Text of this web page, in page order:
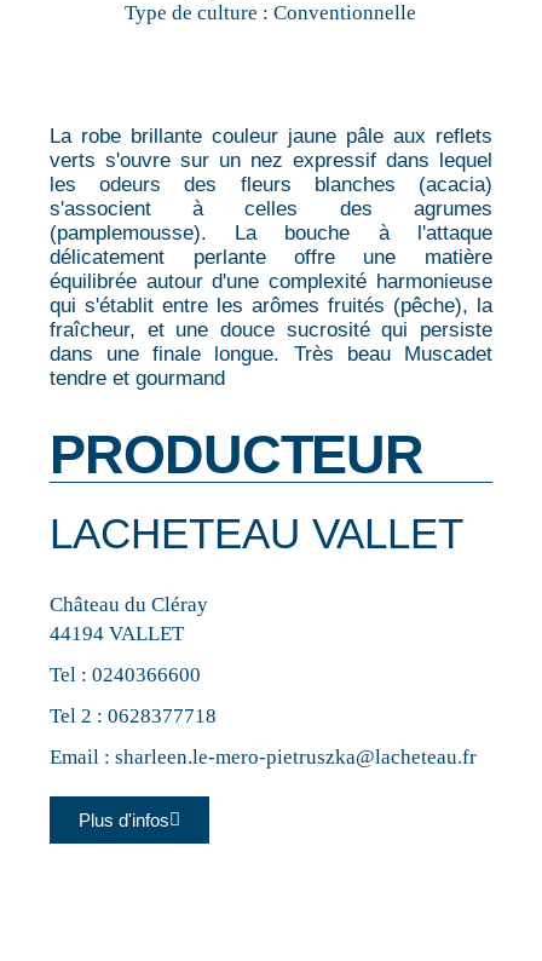
Type de culture : Conventionnelle
La robe brillante couleur jaune pâle aux reflets
verts s'ouvre sur un nez expressif dans lequel
les odeurs des fleurs blanches (acacia)
s'associent à celles des agrumes
(pamplemousse). La bouche à l'attaque
délicatement perlante offre une matière
équilibrée autour d'une complexité harmonieuse
qui s'établit entre les arômes fruités (pêche), la
fraîcheur, et une douce sucrosité qui persiste
dans une finale longue. Très beau Muscadet
tendre et gourmand
PRODUCTEUR
LACHETEAU VALLET
Château du Cléray
44194 VALLET
Tel :0240366600
Tel 2 :0628377718
Email :sharleen.le-mero-pietruszka@lacheteau.fr
Plus d'infos